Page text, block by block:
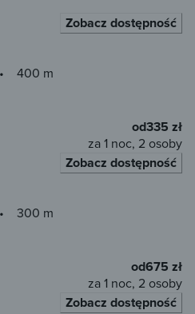
Zobacz dostępność
400 m
od335 zł
za 1 noc, 2 osoby
Zobacz dostępność
300 m
od675 zł
za 1 noc, 2 osoby
Zobacz dostępność